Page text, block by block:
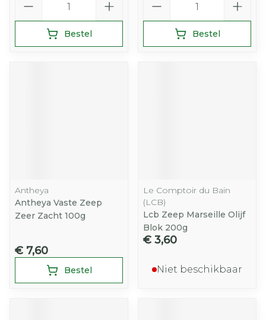
Bestel Bestel
Antheya
Antheya Vaste Zeep
Zeer Zacht 100g
€ 7,60
Bestel
Le Comptoir du Bain
(LCB)
Lcb Zeep Marseille Olijf
Blok 200g
€ 3,60
Niet beschikbaar